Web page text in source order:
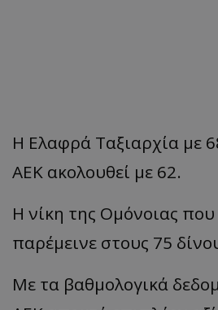
Η Ελαφρά Ταξιαρχία με
ΑΕΚ ακολουθεί με 62.
Η νίκη της Ομόνοιας
παρέμεινε στους 75
Με τα βαθμολογικά